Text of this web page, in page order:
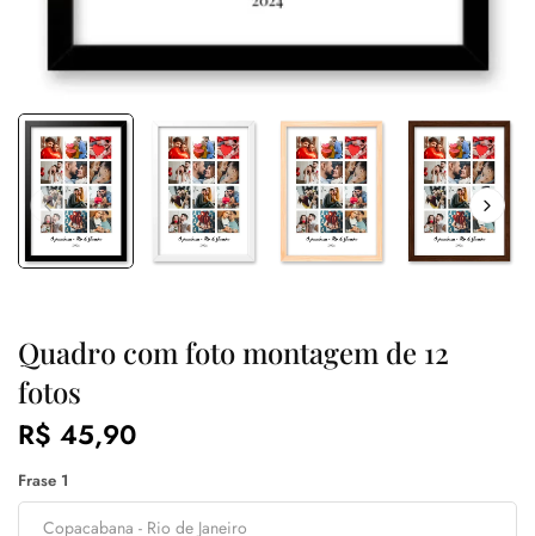
Quadro com foto montagem de 12
fotos
R$ 45,90
Frase 1